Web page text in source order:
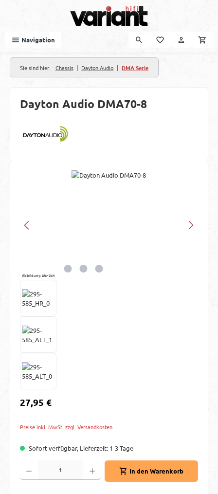
Navigation
Sie sind hier: Chassis | Dayton Audio | DMA Serie
Dayton Audio DMA70-8
Bildergalerie überspringen
Abbildung ähnlich
Regulärer Preis:
27,95 €
Preise inkl. MwSt. zzgl. Versandkosten
Sofort verfügbar, Lieferzeit: 1-3 Tage
Produkt Anzahl: Gib den gewünschten Wert ein oder benutze die Schaltflächen
In den Warenkorb